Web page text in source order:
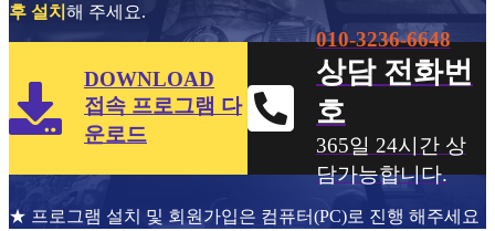
후 설치 해 주세요.
DOWNLOAD
접속 프로그램 다
운로드
010-3236-6648
상담 전화번
호
365일 24시간 상
담가능합니다.
★ 프로그램 설치 및 회원가입은 컴퓨터(PC)로 진행 해주세요